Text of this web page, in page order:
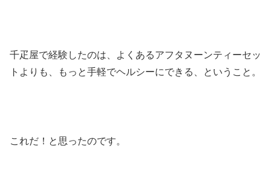
千疋屋で経験したのは、よくあるアフタヌーンティーセッ
トよりも、もっと手軽でヘルシーにできる、ということ。
これだ！と思ったのです。